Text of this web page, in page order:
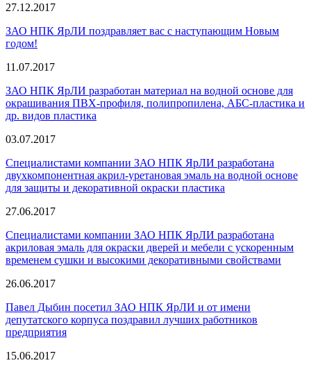
27.12.2017
ЗАО НПК ЯрЛИ поздравляет вас с наступающим Новым
годом!
11.07.2017
ЗАО НПК ЯрЛИ разработан материал на водной основе для
окрашивания ПВХ-профиля, полипропилена, АБС-пластика и
др. видов пластика
03.07.2017
Специалистами компании ЗАО НПК ЯрЛИ разработана
двухкомпонентная акрил-уретановая эмаль на водной основе
для защиты и декоративной окраски пластика
27.06.2017
Специалистами компании ЗАО НПК ЯрЛИ разработана
акриловая эмаль для окраски дверей и мебели с ускоренным
временем сушки и высокими декоративными свойствами
26.06.2017
Павел Дыбин посетил ЗАО НПК ЯрЛИ и от имени
депутатского корпуса поздравил лучших работников
предприятия
15.06.2017